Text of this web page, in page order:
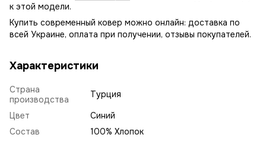
к этой модели.
Купить современный ковер можно онлайн: доставка по
всей Украине, оплата при получении, отзывы покупателей.
Характеристики
Страна
производства
Турция
Цвет
Синий
Состав
100% Хлопок